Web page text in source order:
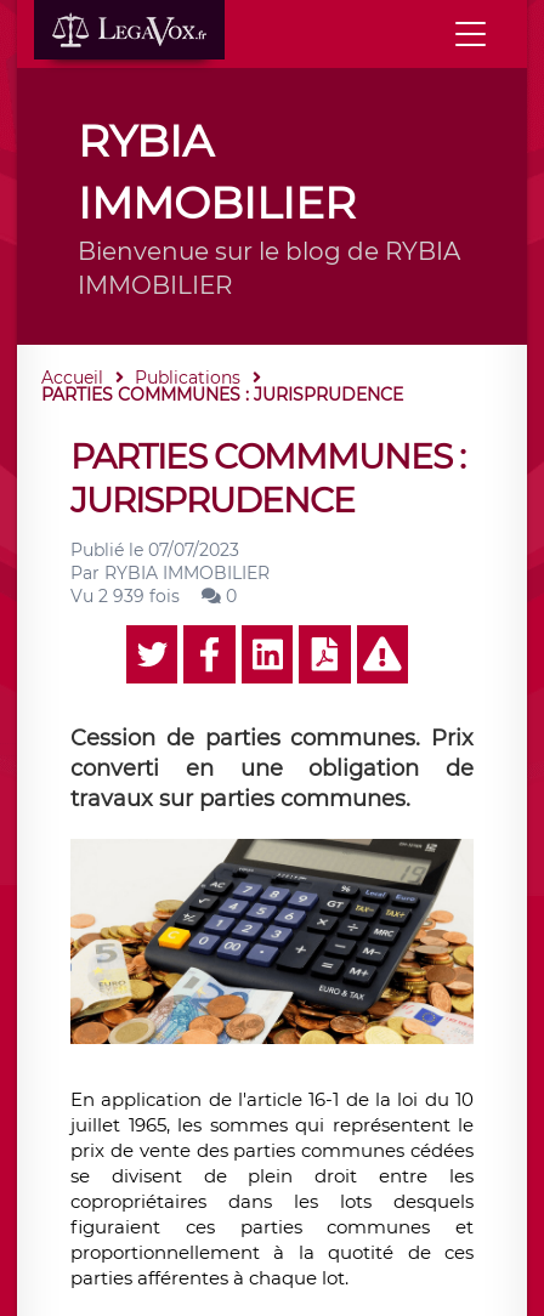
RYBIA
IMMOBILIER
Bienvenue sur le blog de RYBIA
IMMOBILIER
Accueil Publications
PARTIES COMMMUNES : JURISPRUDENCE
PARTIES COMMMUNES :
JURISPRUDENCE
Publié le 07/07/2023
Par RYBIA IMMOBILIER
Vu 2 939 fois
0
Cession de parties communes. Prix
converti en une obligation de
travaux sur parties communes.
En application de l'article 16-1 de la loi du 10
juillet 1965, les sommes qui représentent le
prix de vente des parties communes cédées
se divisent de plein droit entre les
copropriétaires dans les lots desquels
figuraient ces parties communes et
proportionnellement à la quotité de ces
parties afférentes à chaque lot.